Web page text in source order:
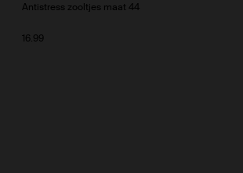
Antistress zooltjes maat 44
16.99